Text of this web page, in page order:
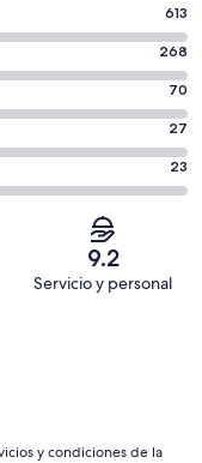
613
268
70
27
23
9.2
Servicio y personal
y condiciones de la